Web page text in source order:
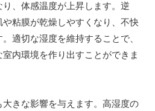
、体感温度が上昇します。逆
粘膜が乾燥しやすくなり、不快
適切な湿度を維持することで、
内環境を作り出すことができま
きな影響を与えます。高湿度の